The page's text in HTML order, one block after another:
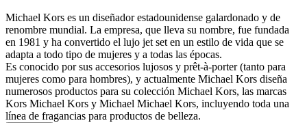
Michael Kors es un diseñador estadounidense galardonado y de
renombre mundial. La empresa, que lleva su nombre, fue fundada
en 1981 y ha convertido el lujo jet set en un estilo de vida que se
adapta a todo tipo de mujeres y a todas las épocas.
Es conocido por sus accesorios lujosos y prêt-à-porter (tanto para
mujeres como para hombres), y actualmente Michael Kors diseña
numerosos productos para su colección Michael Kors, las marcas
Kors Michael Kors y Michael Michael Kors, incluyendo toda una
línea de fragancias para productos de belleza.